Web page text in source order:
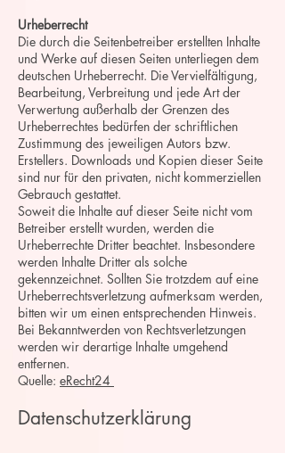
Urheberrecht
Die durch die Seitenbetreiber erstellten Inhalte
und Werke auf diesen Seiten unterliegen dem
deutschen Urheberrecht. Die Vervielfältigung,
Bearbeitung, Verbreitung und jede Art der
Verwertung außerhalb der Grenzen des
Urheberrechtes bedürfen der schriftlichen
Zustimmung des jeweiligen Autors bzw.
Erstellers. Downloads und Kopien dieser Seite
sind nur für den privaten, nicht kommerziellen
Gebrauch gestattet.
Soweit die Inhalte auf dieser Seite nicht vom
Betreiber erstellt wurden, werden die
Urheberrechte Dritter beachtet. Insbesondere
werden Inhalte Dritter als solche
gekennzeichnet. Sollten Sie trotzdem auf eine
Urheberrechtsverletzung aufmerksam werden,
bitten wir um einen entsprechenden Hinweis.
Bei Bekanntwerden von Rechtsverletzungen
werden wir derartige Inhalte umgehend
entfernen.
Quelle: eRecht24
Datenschutzerklärung